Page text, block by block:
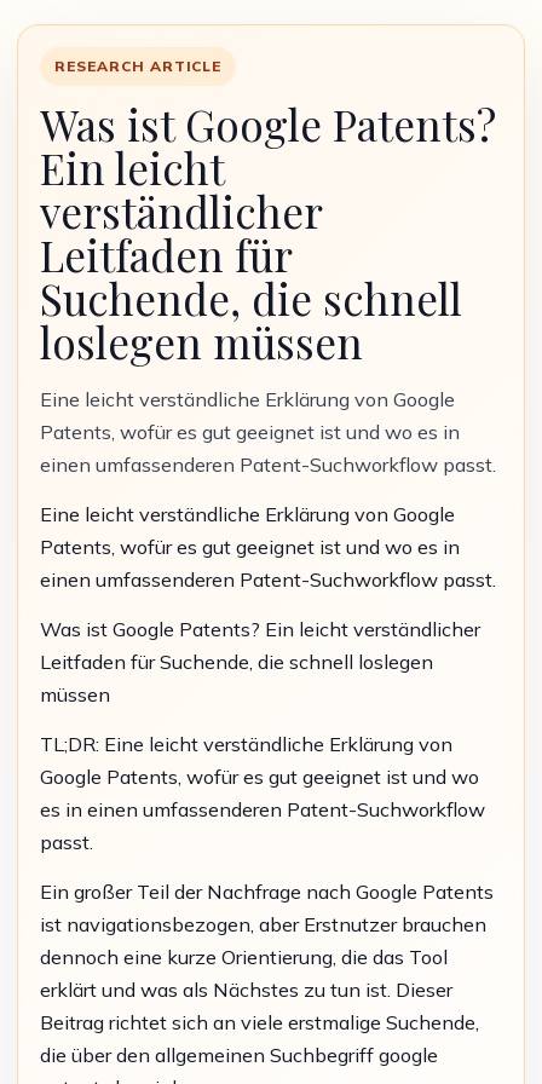
RESEARCH ARTICLE
Was ist Google Patents?
Ein leicht
verständlicher
Leitfaden für
Suchende, die schnell
loslegen müssen
Eine leicht verständliche Erklärung von Google
Patents, wofür es gut geeignet ist und wo es in
einen umfassenderen Patent-Suchworkflow passt.
Eine leicht verständliche Erklärung von Google
Patents, wofür es gut geeignet ist und wo es in
einen umfassenderen Patent-Suchworkflow passt.
Was ist Google Patents? Ein leicht verständlicher
Leitfaden für Suchende, die schnell loslegen
müssen
TL;DR: Eine leicht verständliche Erklärung von
Google Patents, wofür es gut geeignet ist und wo
es in einen umfassenderen Patent-Suchworkflow
passt.
Ein großer Teil der Nachfrage nach Google Patents
ist navigationsbezogen, aber Erstnutzer brauchen
dennoch eine kurze Orientierung, die das Tool
erklärt und was als Nächstes zu tun ist. Dieser
Beitrag richtet sich an viele erstmalige Suchende,
die über den allgemeinen Suchbegriff google